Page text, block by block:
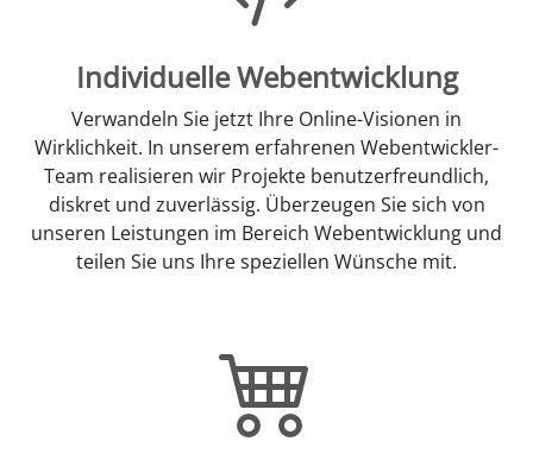
Individuelle Webentwicklung
Verwandeln Sie jetzt Ihre Online-Visionen in
Wirklichkeit. In unserem erfahrenen Webentwickler-
Team realisieren wir Projekte benutzerfreundlich,
diskret und zuverlässig. Überzeugen Sie sich von
unseren Leistungen im Bereich Webentwicklung und
teilen Sie uns Ihre speziellen Wünsche mit.